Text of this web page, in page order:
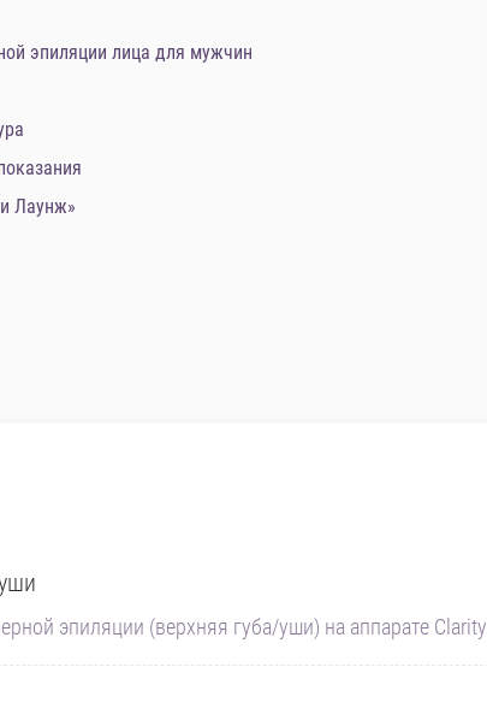
эпиляции лица для мужчин
Лаунж»
эпиляции (верхняя губа/уши) на аппарате Clarity